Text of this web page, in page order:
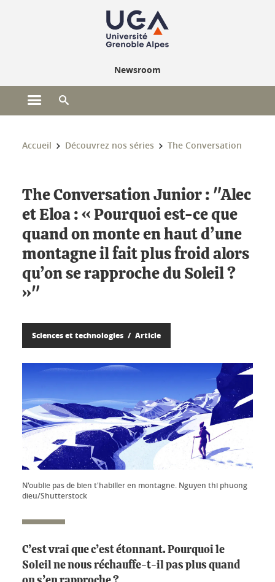
Newsroom
Ouvrir le menu principal
Vous êtes ici :
Accueil Découvrez nos séries The Conversation
The Conversation Junior : "Alec
et Eloa : « Pourquoi est-ce que
quand on monte en haut d’une
montagne il fait plus froid alors
qu’on se rapproche du Soleil ?
»"
Sciences et technologies Article
N'oublie pas de bien t'habiller en montagne. Nguyen thi phuong
dieu/Shutterstock
C’est vrai que c’est étonnant. Pourquoi le
Soleil ne nous réchauffe-t-il pas plus quand